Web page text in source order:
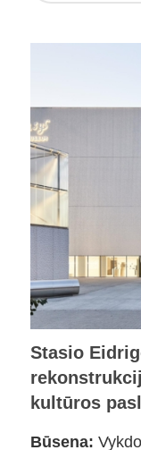
Stasio
kultūros
Būsena: